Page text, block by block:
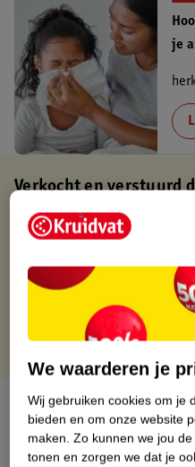
je
Verkocht en verstuurd
Binnen 1 werkdag verstuurd
Gratis retourneren via
Gratis punten met je
Over dit product
Productinformatie
We waarderen je
Wij gebruiken cookies om je
bieden en om onze website
maken. Zo kunnen we jou
tonen en zorgen we dat je